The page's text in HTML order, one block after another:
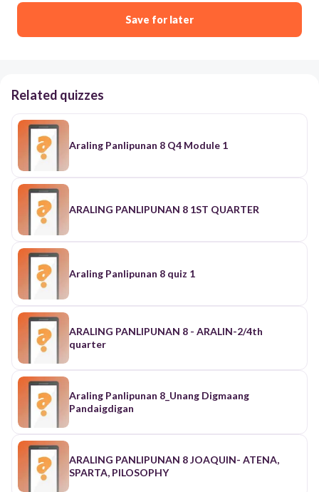
Save for later
Related quizzes
Araling Panlipunan 8 Q4 Module 1
ARALING PANLIPUNAN 8 1ST QUARTER
Araling Panlipunan 8 quiz 1
ARALING PANLIPUNAN 8 - ARALIN-2/4th
quarter
Araling Panlipunan 8_Unang Digmaang
Pandaigdigan
ARALING PANLIPUNAN 8 JOAQUIN- ATENA,
SPARTA, PILOSOPHY